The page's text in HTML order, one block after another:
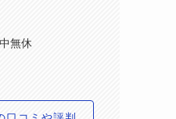
無休